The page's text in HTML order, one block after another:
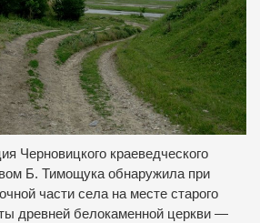
Черновицкого краеведческого
Б. Тимощука обнаружила при
части села на месте старого
древней белокаменной церкви —